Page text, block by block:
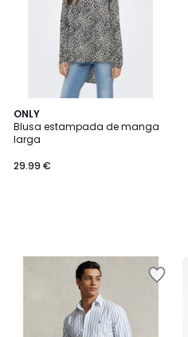
ONLY
Blusa estampada de manga
larga
29.99 €